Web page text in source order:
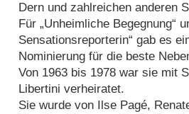
Dern und zahlreichen anderen
Für „Unheimliche Begegnung“
Sensationsreporterin“ gab es
Nominierung für die beste
Von 1963 bis 1978 war sie mit
Libertini verheiratet.
Sie wurde von Ilse Pagé,